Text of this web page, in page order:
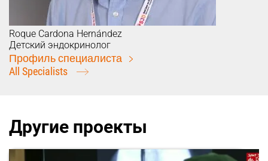
Roque Cardona Hernández
Детский эндокринолог
Профиль специалиста
All Specialists
Другие проекты